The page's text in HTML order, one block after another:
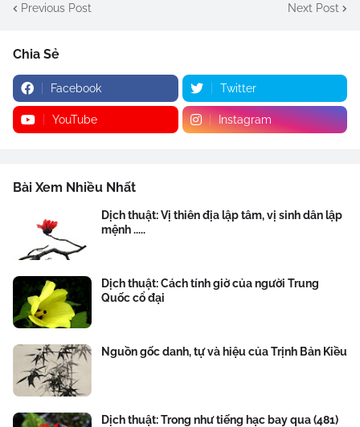
Previous Post Next Post
Chia Sẻ
Facebook Twitter
YouTube Instagram
Bài Xem Nhiều Nhất
Dịch thuật: Vị thiên địa lập tâm, vị sinh dân lập
mệnh .....
Dịch thuật: Cách tính giờ của người Trung
Quốc cổ đại
Nguồn gốc danh, tự và hiệu của Trịnh Bản Kiều
Dịch thuật: Trong như tiếng hạc bay qua (481)